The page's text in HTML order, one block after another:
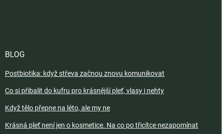
BLOG
Postbiotika: když střeva začnou znovu komunikovat
Co si přibalit do kufru pro krásnější pleť, vlasy i nehty
Když tělo přepne na léto, ale my ne
Krásná pleť není jen o kosmetice. Na co po třicítce nezapomínat